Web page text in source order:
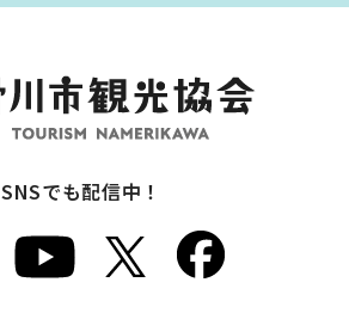
SNSでも配信中！